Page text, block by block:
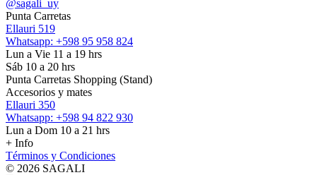
@sagali_uy
Punta Carretas
Ellauri 519
Whatsapp: +598 95 958 824
Lun a Vie 11 a 19 hrs
Sáb 10 a 20 hrs
Punta Carretas Shopping (Stand)
Accesorios y mates
Ellauri 350
Whatsapp: +598 94 822 930
Lun a Dom 10 a 21 hrs
+ Info
Términos y Condiciones
© 2026 SAGALI